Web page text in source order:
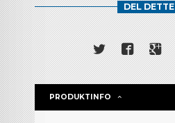
DEL DETTE
PRODUKTINFO